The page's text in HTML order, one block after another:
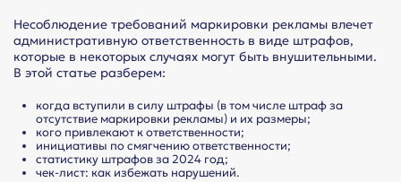
Несоблюдение требований маркировки рекламы влечет
административную ответственность в виде штрафов,
которые в некоторых случаях могут быть внушительными.
В этой статье разберем:
когда вступили в силу штрафы (в том числе штраф за
отсутствие маркировки рекламы) и их размеры;
кого привлекают к ответственности;
инициативы по смягчению ответственности;
статистику штрафов за 2024 год;
чек-лист: как избежать нарушений.